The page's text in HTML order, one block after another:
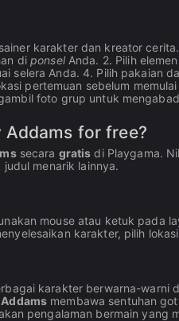
karakter dan kreator
diponselAnda. 2. Pilih
selera Anda. 4. Pilih pakaian
pertemuan sebelum
foto grup untuk
Addams for free?
secara gratis di Playgama.
menarik lainnya.
mouse atau ketuk pada
karakter, pilih
karakter berwarna-warni
membawa sentuhan
pengalaman bermain yang